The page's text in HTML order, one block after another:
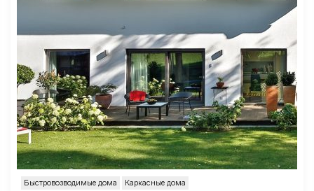
Быстровозводимые дома Каркасные дома